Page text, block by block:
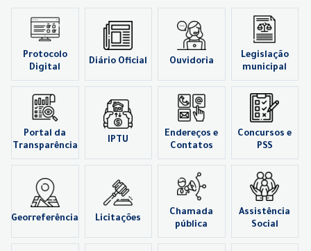
Protocolo
Digital
Diário Oficial Ouvidoria
Legislação
municipal
Portal da
Transparência
IPTU
Endereços e
Contatos
Concursos e
PSS
Georreferência Licitações
Chamada
pública
Assistência
Social